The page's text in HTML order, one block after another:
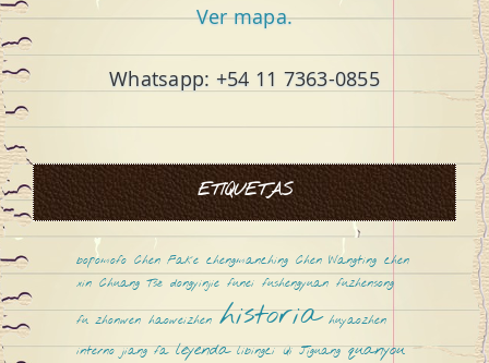
a
n
Ver mapa.
Whatsapp: +54 11 7363-0855
ETIQUETAS
bopomofo Chen Fake chengmanching Chen Wangting chen
xin Chuang Tsé dongyinjie funei fushengyuan fuzhensong
fu zhonwen haoweizhen historia huyaozhen
interno jiang fa leyenda libingci Qi Jiguang quanyou